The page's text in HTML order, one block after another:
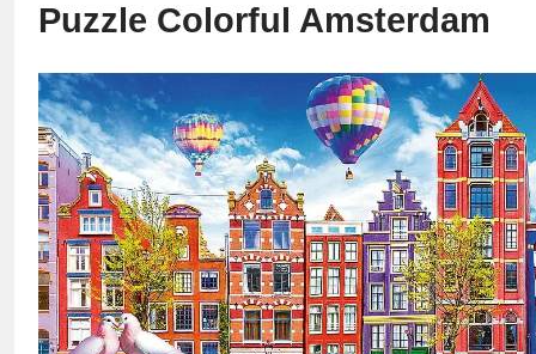
Puzzle Colorful Amsterdam